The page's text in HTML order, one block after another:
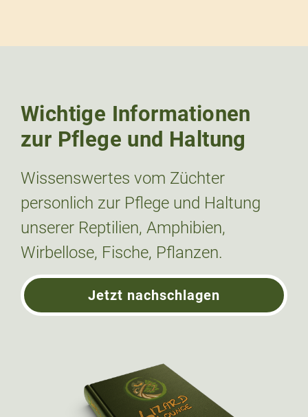
Wichtige Informationen
zur Pflege und Haltung
Wissenswertes vom Züchter
personlich zur Pflege und Haltung
unserer Reptilien, Amphibien,
Wirbellose, Fische, Pflanzen.
Jetzt nachschlagen